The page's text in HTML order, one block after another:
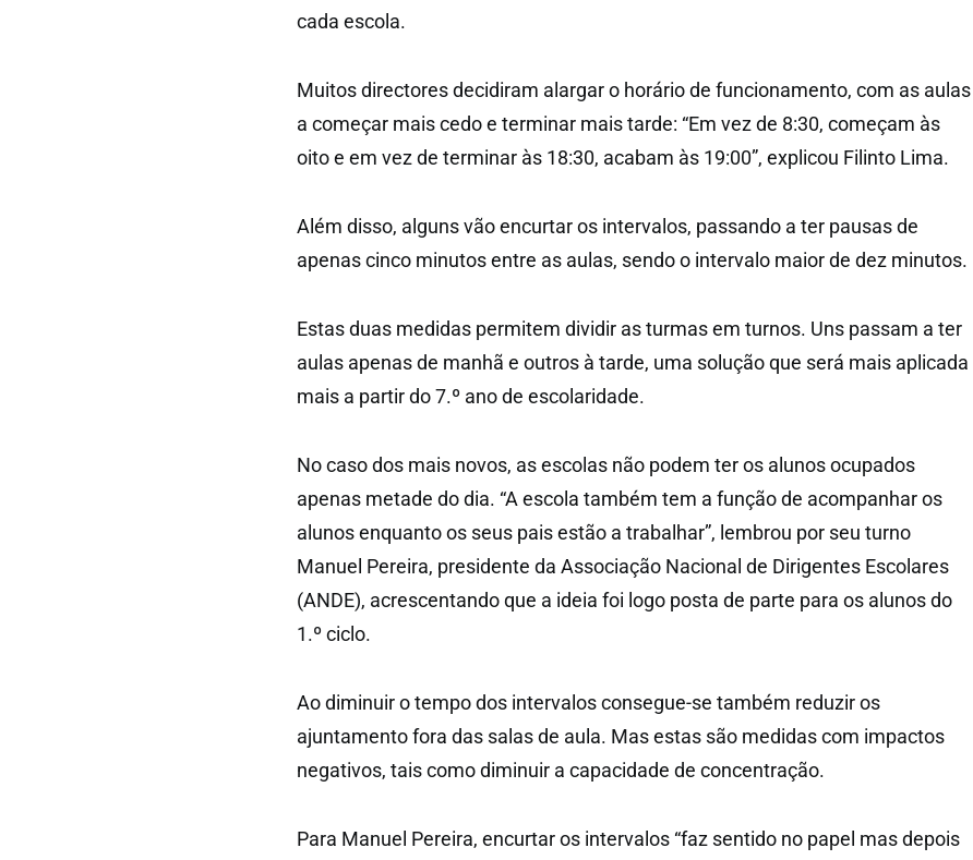
cada escola.
Muitos directores decidiram alargar o horário de funcionamento, com as aulas
a começar mais cedo e terminar mais tarde: “Em vez de 8:30, começam às
oito e em vez de terminar às 18:30, acabam às 19:00”, explicou Filinto Lima.
Além disso, alguns vão encurtar os intervalos, passando a ter pausas de
apenas cinco minutos entre as aulas, sendo o intervalo maior de dez minutos.
Estas duas medidas permitem dividir as turmas em turnos. Uns passam a ter
aulas apenas de manhã e outros à tarde, uma solução que será mais aplicada
mais a partir do 7.º ano de escolaridade.
No caso dos mais novos, as escolas não podem ter os alunos ocupados
apenas metade do dia. “A escola também tem a função de acompanhar os
alunos enquanto os seus pais estão a trabalhar”, lembrou por seu turno
Manuel Pereira, presidente da Associação Nacional de Dirigentes Escolares
(ANDE), acrescentando que a ideia foi logo posta de parte para os alunos do
1.º ciclo.
Ao diminuir o tempo dos intervalos consegue-se também reduzir os
ajuntamento fora das salas de aula. Mas estas são medidas com impactos
negativos, tais como diminuir a capacidade de concentração.
Para Manuel Pereira, encurtar os intervalos “faz sentido no papel mas depois